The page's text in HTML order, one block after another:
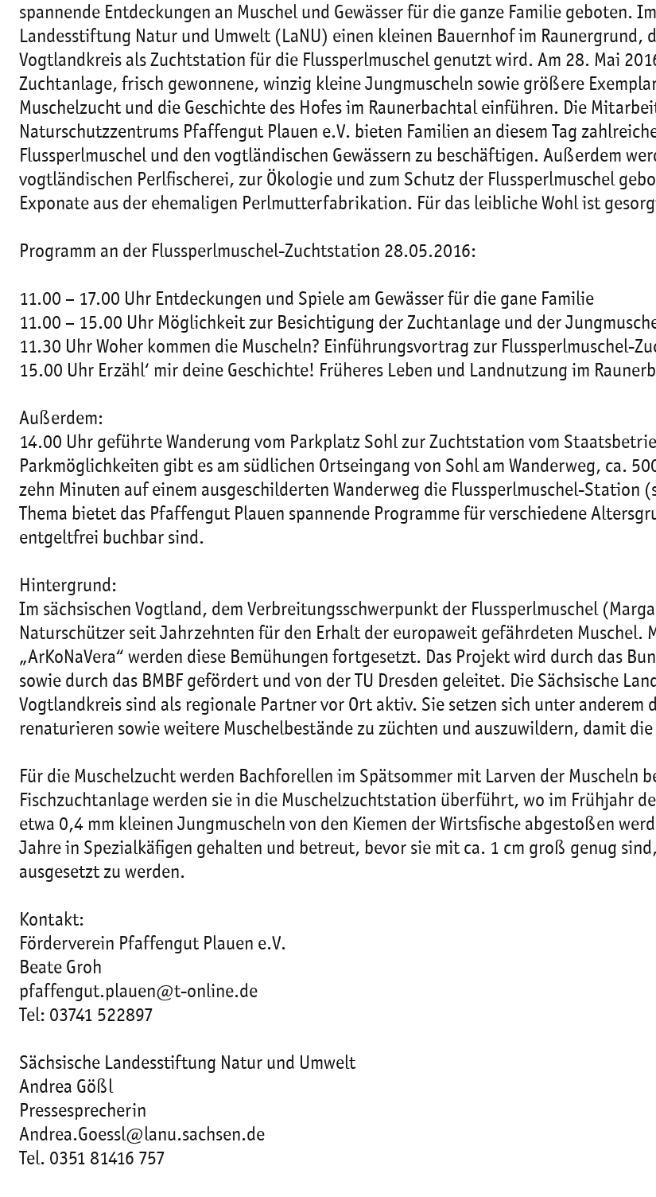
spannende Entdeckungen an Muschel und Gewässer für die ganze Familie geboten.
Landesstiftung Natur und Umwelt (LaNU) einen kleinen Bauernhof im Raunergrund,
Vogtlandkreis als Zuchtstation für die Flussperlmuschel genutzt wird. Am 28. Mai
Zuchtanlage, frisch gewonnene, winzig kleine Jungmuscheln sowie größere
Muschelzucht und die Geschichte des Hofes im Raunerbachtal einführen. Die
Naturschutzzentrums Pfaffengut Plauen e.V. bieten Familien an diesem Tag
Flussperlmuschel und den vogtländischen Gewässern zu beschäftigen. Außerdem
vogtländischen Perlfischerei, zur Ökologie und zum Schutz der Flussperlmuschel
Exponate aus der ehemaligen Perlmutterfabrikation. Für das leibliche Wohl ist
Programm an der Flussperlmuschel-Zuchtstation 28.05.2016:
11.00 – 17.00 Uhr Entdeckungen und Spiele am Gewässer für die gane Familie
11.00 – 15.00 Uhr Möglichkeit zur Besichtigung der Zuchtanlage und der
11.30 Uhr Woher kommen die Muscheln? Einführungsvortrag zur Flussperlmuschel-
15.00 Uhr Erzähl‘ mir deine Geschichte! Früheres Leben und Landnutzung im
Außerdem:
14.00 Uhr geführte Wanderung vom Parkplatz Sohl zur Zuchtstation vom
Parkmöglichkeiten gibt es am südlichen Ortseingang von Sohl am Wanderweg, ca.
zehn Minuten auf einem ausgeschilderten Wanderweg die Flussperlmuschel-Station
Thema bietet das Pfaffengut Plauen spannende Programme für verschiedene
entgeltfrei buchbar sind.
Hintergrund:
Im sächsischen Vogtland, dem Verbreitungsschwerpunkt der Flussperlmuschel
Naturschützer seit Jahrzehnten für den Erhalt der europaweit gefährdeten
„ArKoNaVera“ werden diese Bemühungen fortgesetzt. Das Projekt wird durch das
sowie durch das BMBF gefördert und von der TU Dresden geleitet. Die Sächsische
Vogtlandkreis sind als regionale Partner vor Ort aktiv. Sie setzen sich unter anderem
renaturieren sowie weitere Muschelbestände zu züchten und auszuwildern, damit
Für die Muschelzucht werden Bachforellen im Spätsommer mit Larven der
Fischzuchtanlage werden sie in die Muschelzuchtstation überführt, wo im Frühjahr
etwa 0,4 mm kleinen Jungmuscheln von den Kiemen der Wirtsfische abgestoßen
Jahre in Spezialkäfigen gehalten und betreut, bevor sie mit ca. 1 cm groß genug
ausgesetzt zu werden.
Kontakt:
Förderverein Pfaffengut Plauen e.V.
Beate Groh
pfaffengut.plauen@t-online.de
Tel: 03741 522897
Sächsische Landesstiftung Natur und Umwelt
Andrea Gößl
Pressesprecherin
Andrea.Goessl@lanu.sachsen.de
Tel. 0351 81416 757